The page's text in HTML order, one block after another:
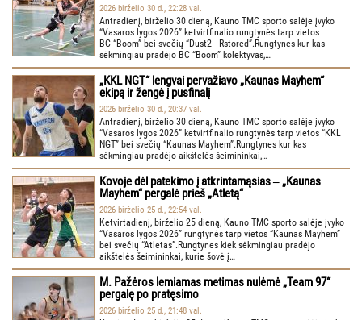
2026 birželio 30 d., 22:28 val.
Antradienį, birželio 30 dieną, Kauno TMC sporto salėje įvyko
“Vasaros lygos 2026” ketvirtfinalio rungtynės tarp vietos
BC “Boom” bei svečių “Dust2 - Rstored”.Rungtynes kur kas
sėkmingiau pradėjo BC “Boom” kolektyvas,…
„KKL NGT“ lengvai pervažiavo „Kaunas Mayhem“
ekipą ir žengė į pusfinalį
2026 birželio 30 d., 20:37 val.
Antradienį, birželio 30 dieną, Kauno TMC sporto salėje įvyko
“Vasaros lygos 2026” ketvirtfinalio rungtynės tarp vietos “KKL
NGT” bei svečių “Kaunas Mayhem”.Rungtynes kur kas
sėkmingiau pradėjo aikštelės šeimininkai,…
Kovoje dėl patekimo į atkrintamąsias ‒ „Kaunas
Mayhem“ pergalė prieš „Atletą“
2026 birželio 25 d., 22:54 val.
Ketvirtadienį, birželio 25 dieną, Kauno TMC sporto salėje įvyko
“Vasaros lygos 2026” rungtynės tarp vietos “Kaunas Mayhem”
bei svečių “Atletas”.Rungtynes kiek sėkmingiau pradėjo
aikštelės šeimininkai, kurie šovė į…
M. Pažėros lemiamas metimas nulėmė „Team 97“
pergalę po pratęsimo
2026 birželio 25 d., 21:48 val.